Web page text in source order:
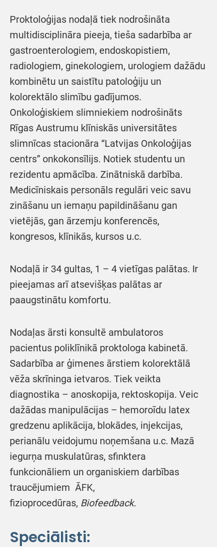
Proktoloģijas nodaļā tiek nodrošināta
multidisciplināra pieeja, tieša sadarbība ar
gastroenterologiem, endoskopistiem,
radiologiem, ginekologiem, urologiem dažādu
kombinētu un saistītu patoloģiju un
kolorektālo slimību gadījumos.
Onkoloģiskiem slimniekiem nodrošināts
Rīgas Austrumu klīniskās universitātes
slimnīcas stacionāra “Latvijas Onkoloģijas
centrs” onkokonsīlijs. Notiek studentu un
rezidentu apmācība. Zinātniskā darbība.
Medicīniskais personāls regulāri veic savu
zināšanu un iemaņu papildināšanu gan
vietējās, gan ārzemju konferencēs,
kongresos, klīnikās, kursos u.c.
Nodaļā ir 34 gultas, 1 – 4 vietīgas palātas. Ir
pieejamas arī atsevišķas palātas ar
paaugstinātu komfortu.
Nodaļas ārsti konsultē ambulatoros
pacientus poliklīnikā proktologa kabinetā.
Sadarbība ar ģimenes ārstiem kolorektālā
vēža skrīninga ietvaros. Tiek veikta
diagnostika – anoskopija, rektoskopija. Veic
dažādas manipulācijas – hemoroīdu latex
gredzenu aplikācija, blokādes, injekcijas,
perianālu veidojumu noņemšana u.c. Mazā
iegurņa muskulatūras, sfinktera
funkcionāliem un organiskiem darbības
traucējumiem ĀFK,
fizioprocedūras, Biofeedback.
Speciālisti: